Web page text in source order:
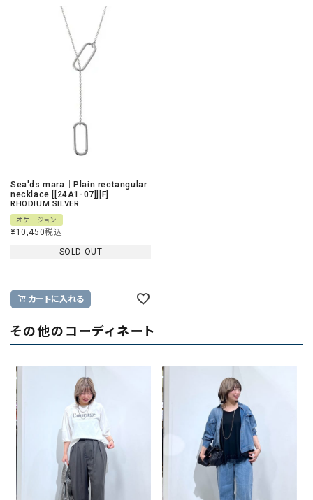
Sea'ds mara｜Plain rectangular
necklace [[24A1-07]][F]
RHODIUM SILVER
オケージョン
¥10,450税込
SOLD OUT
カートに入れる
その他のコーディネート